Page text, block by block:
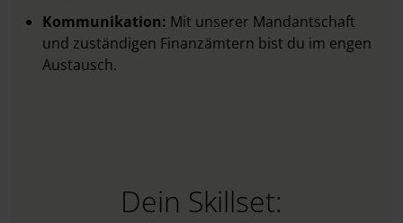
Kommunikation: Mit unserer Mandantschaft
und zuständigen Finanzämtern bist du im engen
Austausch.
Dein Skillset: